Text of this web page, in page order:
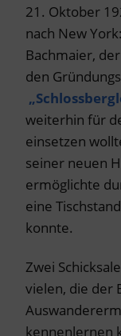
21. Oktober
nach New
Bachmaier,
den
weiterhin für
einsetzen
seiner neuen
ermöglichte
eine
konnte.
Zwei
vielen, die der
kennenlernen